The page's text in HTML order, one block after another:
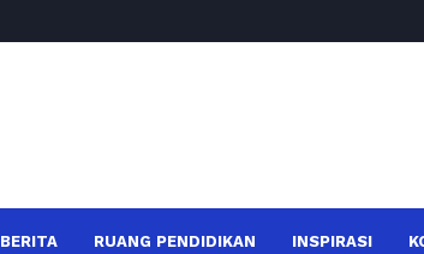
BERITA RUANG PENDIDIKAN INSPIRASI